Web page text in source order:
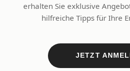
erhalten Sie exklusive
hilfreiche Tipps für Ihre
JETZT